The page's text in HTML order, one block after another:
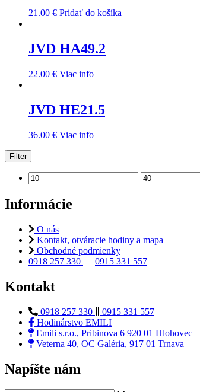
21.00 € Pridať do košíka
JVD HA49.2
22.00 € Viac info
JVD HE21.5
36.00 € Viac info
Filter
Informácie
O nás
Kontakt, otváracie hodiny a mapa
Obchodné podmienky
0918 257 330
0915 331 557
Kontakt
0918 257 330
0915 331 557
Hodinárstvo EMILI
Emili s.r.o., Pribinova 6 920 01 Hlohovec
Veterna 40, OC Galéria, 917 01 Trnava
Napíšte nám